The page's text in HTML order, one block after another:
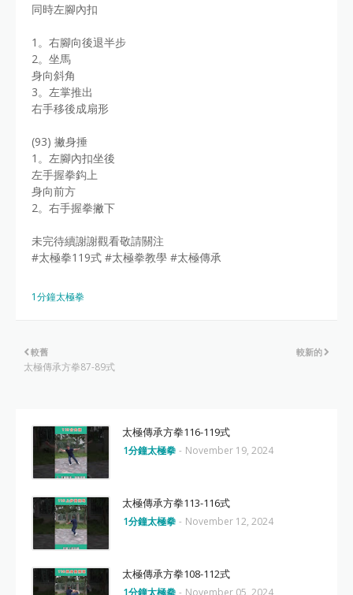
同時左腳內扣
1。右腳向後退半步
2。坐馬
身向斜角
3。左掌推出
右手移後成扇形
(93) 撇身捶
1。左腳內扣坐後
左手握拳鈎上
身向前方
2。右手握拳撇下
未完待續謝謝觀看敬請關注
#太極拳119式 #太極拳教學 #太極傳承
1分鐘太極拳
較新的
較舊
太極傳承方拳87-89式
太極傳承方拳116-119式
1分鐘太極拳 - November 19, 2024
太極傳承方拳113-116式
1分鐘太極拳 - November 12, 2024
太極傳承方拳108-112式